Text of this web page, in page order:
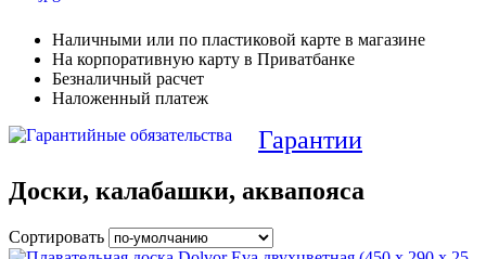
Наличными или по пластиковой карте в магазине
На корпоративную карту в Приватбанке
Безналичный расчет
Наложенный платеж
Гарантии
Доски, калабашки, аквапояса
Сортировать